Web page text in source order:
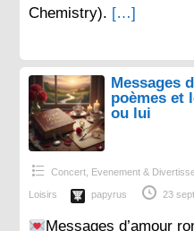
Chemistry). […]
Messages
poèmes et
ou lui
Concert, Evenement &
Loisirs papyrus 23
Messages d’amour